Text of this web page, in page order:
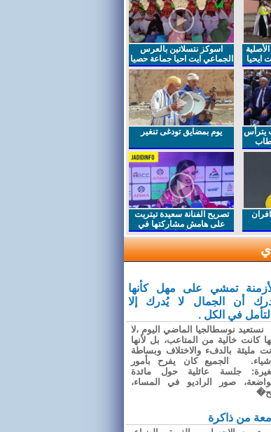
ايحيا
اسوكز نتسلاتين بالعرس
الجماعي ايت احيا جماعة حصيا
يترأس
يوم بمضايق تودغى تنغير
تصريح الفنانة سعيدة تيتريت
على هامش مشاركتها في
مهرجان افران
تمشي على مهل كأنها
أن الجمال لا يُدرك إلا
في الكل .
نوسطالجيا الماضي اليوم ،لا
كانت خالية من المتاعب، بل لأنها
مليئة بالدفء والاختلاف وبساطة
الجميع كان يفرح بأمور
جلسة عائلية حول مائدة
صور الراديو في المساء،
من ذاكرة